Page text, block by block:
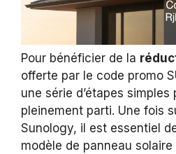
Pour bénéficier de la
offerte par le code promo
une série d’étapes simples
pleinement parti. Une fois
Sunology, il est essentiel
modèle de panneau